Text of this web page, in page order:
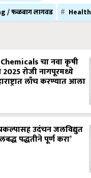
/ फळबाग लागवड
Health
चा नवा कृषी
रोजी नागपूरमध्ये
लाँच करण्यात आला
उदंचन जलविद्युत
पद्धतीने पूर्ण करा’